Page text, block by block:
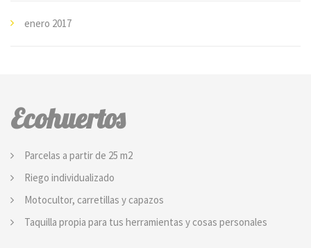
enero 2017
Ecohuertos
Parcelas a partir de 25 m2
Riego individualizado
Motocultor, carretillas y capazos
Taquilla propia para tus herramientas y cosas personales